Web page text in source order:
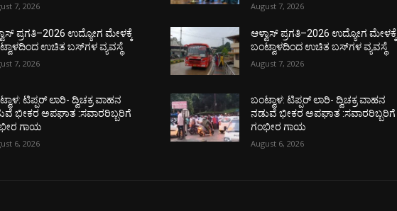
7, 2026
ಪ್ರಗತಿ–2026 ಉದ್ಯೋಗ ಮೇಳಕ್ಕೆ
ಉಚಿತ ಬಸ್‌ಗಳ ವ್ಯವಸ್ಥೆ
7, 2026
ಟಿಪ್ಪರ್ ಲಾರಿ- ದ್ವಿಚಕ್ರ ವಾಹನ
ಭೀಕರ ಅಪಘಾತ :ಸವಾರರಿಬ್ಬರಿಗೆ
ಗಾಯ
6, 2026
August 7, 2026
ಆಳ್ವಾಸ್ ಪ್ರಗತಿ–2026 ಉದ್ಯೋಗ ಮೇಳಕ್ಕೆ
ಬಂಟ್ವಾಳದಿಂದ ಉಚಿತ ಬಸ್‌ಗಳ ವ್ಯವಸ್ಥೆ
August 7, 2026
ಬಂಟ್ವಾಳ: ಟಿಪ್ಪರ್ ಲಾರಿ- ದ್ವಿಚಕ್ರ ವಾಹನ
ನಡುವೆ ಭೀಕರ ಅಪಘಾತ :ಸವಾರರಿಬ್ಬರಿಗೆ
ಗಂಭೀರ ಗಾಯ
August 6, 2026